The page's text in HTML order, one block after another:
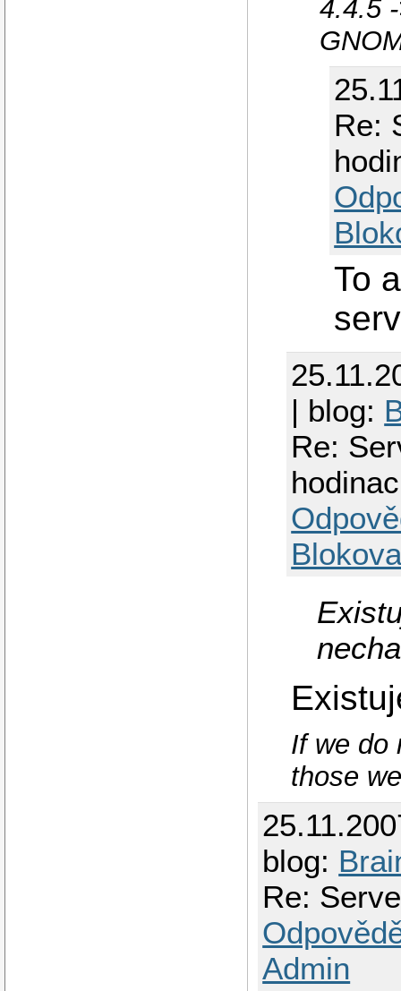
4.4.5
Re:
To
| blog:
Re:
If we do
those
blog:
Re:
Admin